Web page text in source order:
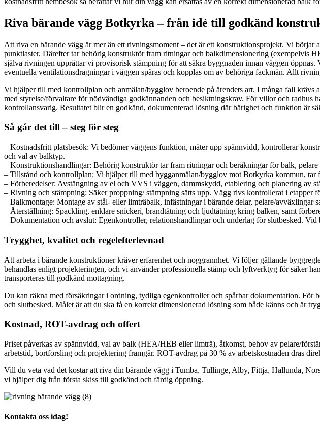
Riva bärande vägg Botkyrka – från idé till godkänd
Att riva en bärande vägg är mer än ett rivningsmoment – det är ett konstruktionsprojekt. Vi
punktlaster. Därefter tar behörig konstruktör fram ritningar och balkdimensionering
själva rivningen upprättar vi provisorisk stämpning för att säkra byggnaden innan väggen
eventuella ventilationsdragningar i väggen spåras och kopplas om av behöriga fackmän. Allt
Vi hjälper till med kontrollplan och anmälan/bygglov beroende på ärendets art. I många fall krävs
med styrelse/förvaltare för nödvändiga godkännanden och besiktningskrav. För villor och radhus
kontrollansvarig. Resultatet blir en godkänd, dokumenterad lösning där bärighet och funktion är
Så går det till – steg för steg
– Kostnadsfritt platsbesök: Vi bedömer väggens funktion, mäter upp spännvidd, kontrollerar
och val av balktyp.
– Konstruktionshandlingar: Behörig konstruktör tar fram ritningar och beräkningar för balk,
– Tillstånd och kontrollplan: Vi hjälper till med bygganmälan/bygglov mot Botkyrka kommun,
– Förberedelser: Avstängning av el och VVS i väggen, dammskydd, etablering och planering av
– Rivning och stämpning: Säker proppning/ stämpning sätts upp. Vägg rivs kontrollerat i etapper
– Balkmontage: Montage av stål- eller limträbalk, infästningar i bärande delar, pelare/avväxlingar
– Återställning: Spackling, enklare snickeri, brandtätning och ljudtätning kring balken, samt
– Dokumentation och avslut: Egenkontroller, relationshandlingar och underlag för slutbesked.
Trygghet, kvalitet och regelefterlevnad
Att arbeta i bärande konstruktioner kräver erfarenhet och noggrannhet. Vi följer gällande
behandlas enligt projekteringen, och vi använder professionella stämp och lyftverktyg för säker
transporteras till godkänd mottagning.
Du kan räkna med försäkringar i ordning, tydliga egenkontroller och spårbar dokumentation.
och slutbesked. Målet är att du ska få en korrekt dimensionerad lösning som både känns och är
Kostnad, ROT-avdrag och offert
Priset påverkas av spännvidd, val av balk (HEA/HEB eller limträ), åtkomst, behov av pelare/
arbetstid, bortforsling och projektering framgår. ROT-avdrag på 30 % av arbetskostnaden dras
Vill du veta vad det kostar att riva din bärande vägg i Tumba, Tullinge, Alby, Fittja, Hallunda,
vi hjälper dig från första skiss till godkänd och färdig öppning.
Kontakta oss idag!